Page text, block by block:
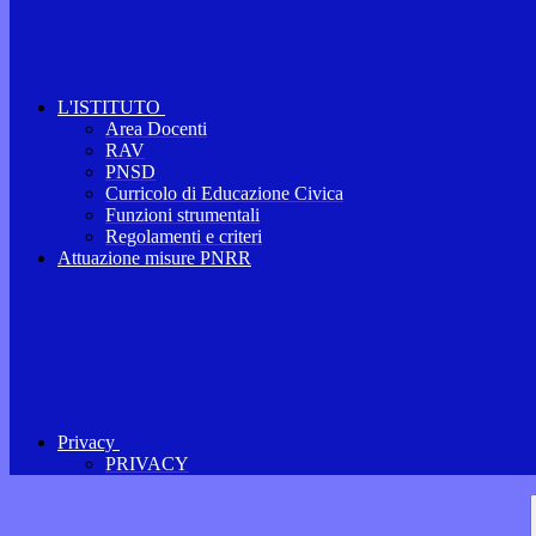
L'ISTITUTO
Area Docenti
RAV
PNSD
Curricolo di Educazione Civica
Funzioni strumentali
Regolamenti e criteri
Attuazione misure PNRR
Privacy
PRIVACY